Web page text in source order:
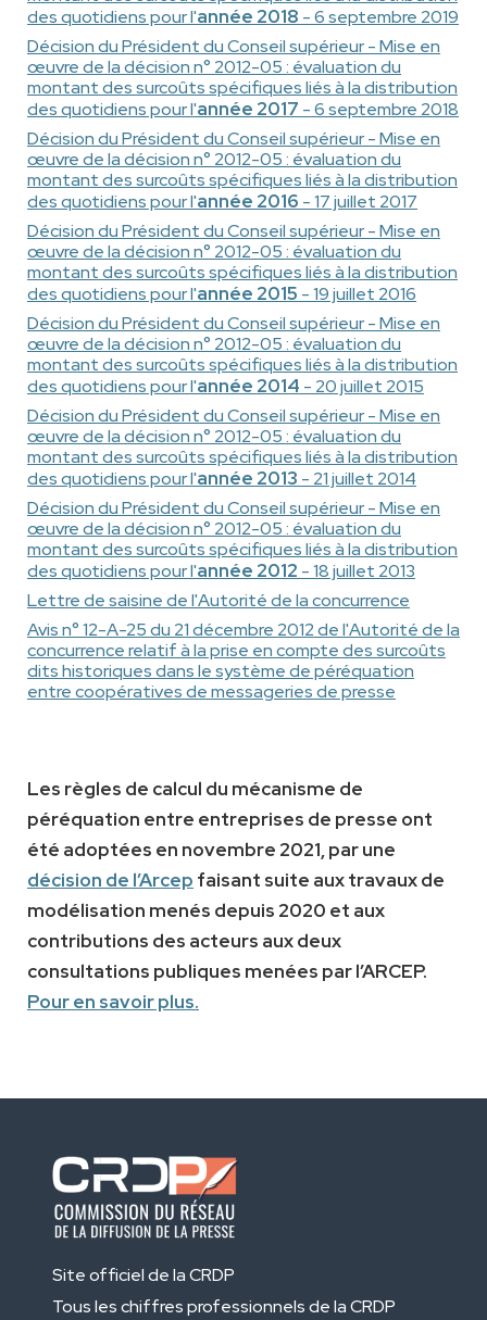
des quotidiens pour l'année 2018 - 6 septembre 2019
Décision du Président du Conseil supérieur - Mise en
œuvre de la décision n° 2012-05 : évaluation du
montant des surcoûts spécifiques liés à la distribution
des quotidiens pour l'année 2017 - 6 septembre 2018
Décision du Président du Conseil supérieur - Mise en
œuvre de la décision n° 2012-05 : évaluation du
montant des surcoûts spécifiques liés à la distribution
des quotidiens pour l'année 2016 - 17 juillet 2017
Décision du Président du Conseil supérieur - Mise en
œuvre de la décision n° 2012-05 : évaluation du
montant des surcoûts spécifiques liés à la distribution
des quotidiens pour l'année 2015 - 19 juillet 2016
Décision du Président du Conseil supérieur - Mise en
œuvre de la décision n° 2012-05 : évaluation du
montant des surcoûts spécifiques liés à la distribution
des quotidiens pour l'année 2014 - 20 juillet 2015
Décision du Président du Conseil supérieur - Mise en
œuvre de la décision n° 2012-05 : évaluation du
montant des surcoûts spécifiques liés à la distribution
des quotidiens pour l'année 2013 - 21 juillet 2014
Décision du Président du Conseil supérieur - Mise en
œuvre de la décision n° 2012-05 : évaluation du
montant des surcoûts spécifiques liés à la distribution
des quotidiens pour l'année 2012 - 18 juillet 2013
Lettre de saisine de l'Autorité de la concurrence
Avis n° 12-A-25 du 21 décembre 2012 de l'Autorité de la
concurrence relatif à la prise en compte des surcoûts
dits historiques dans le système de péréquation
entre coopératives de messageries de presse
Les règles de calcul du mécanisme de
péréquation entre entreprises de presse ont
été adoptées en novembre 2021, par une
décision de l’Arcep faisant suite aux travaux de
modélisation menés depuis 2020 et aux
contributions des acteurs aux deux
consultations publiques menées par l’ARCEP.
Pour en savoir plus.
Site officiel de la CRDP
Tous les chiffres professionnels de la CRDP